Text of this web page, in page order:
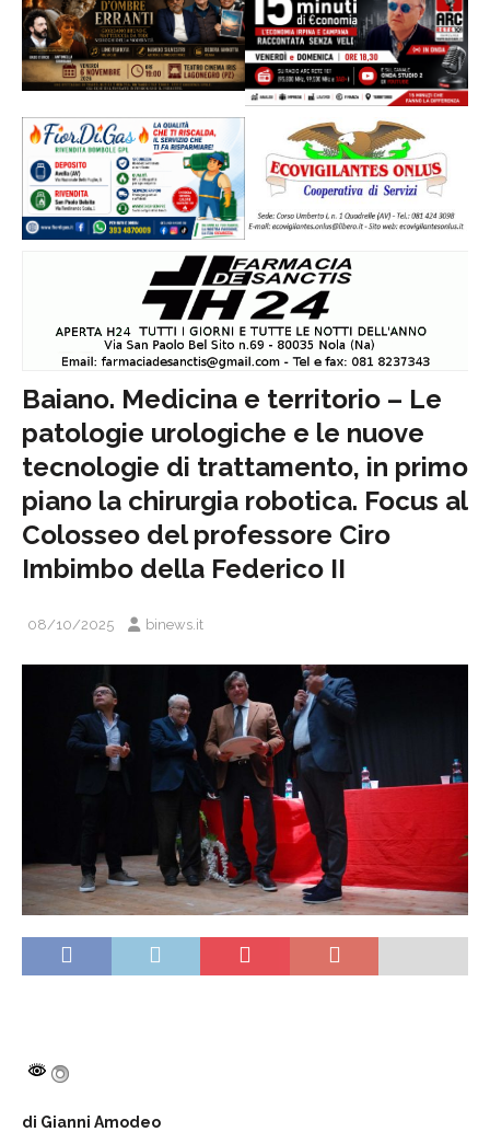
Baiano. Medicina e territorio – Le
patologie urologiche e le nuove
tecnologie di trattamento, in primo
piano la chirurgia robotica. Focus al
Colosseo del professore Ciro
Imbimbo della Federico II
08/10/2025 binews.it
di Gianni Amodeo